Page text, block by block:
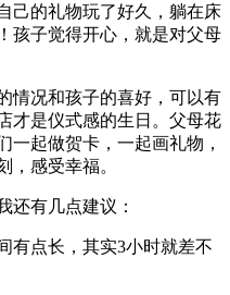
己的礼物玩了好久，躺在床
孩子觉得开心，就是对父母
情况和孩子的喜好，可以有
才是仪式感的生日。父母花
一起做贺卡，一起画礼物，
，感受幸福。
还有几点建议：
有点长，其实3小时就差不